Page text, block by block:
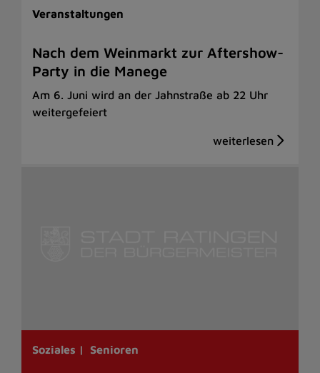
Veranstaltungen
Nach dem Weinmarkt zur Aftershow-
Party in die Manege
Am 6. Juni wird an der Jahnstraße ab 22 Uhr
weitergefeiert
Soziales | Senioren